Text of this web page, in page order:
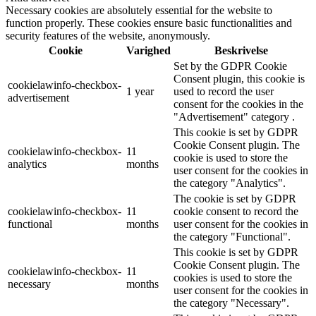
Necessary cookies are absolutely essential for the website to
function properly. These cookies ensure basic functionalities and
security features of the website, anonymously.
Cookie
Varighed Beskrivelse
cookielawinfo-checkbox-
advertisement
1 year
Set by the GDPR Cookie
Consent plugin, this cookie is
used to record the user
consent for the cookies in the
"Advertisement" category .
cookielawinfo-checkbox-
analytics
11
months
This cookie is set by GDPR
Cookie Consent plugin. The
cookie is used to store the
user consent for the cookies in
the category "Analytics".
cookielawinfo-checkbox-
functional
11
months
The cookie is set by GDPR
cookie consent to record the
user consent for the cookies in
the category "Functional".
cookielawinfo-checkbox-
necessary
11
months
This cookie is set by GDPR
Cookie Consent plugin. The
cookies is used to store the
user consent for the cookies in
the category "Necessary".